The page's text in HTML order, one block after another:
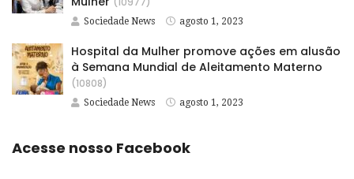
Sociedade News agosto 1, 2023
Hospital da Mulher promove ações em alusão
à Semana Mundial de Aleitamento Materno
(10808)
Sociedade News agosto 1, 2023
Acesse nosso Facebook